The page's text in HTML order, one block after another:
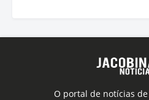
O portal de notícias